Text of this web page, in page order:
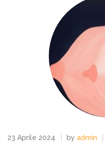
23 Aprile 2024 by admin